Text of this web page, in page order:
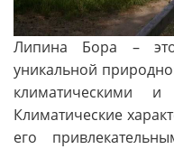
Липина Бора –
уникальной
климатическими
Климатические
его